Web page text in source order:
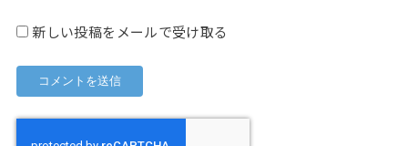
新しい投稿をメールで受け取る